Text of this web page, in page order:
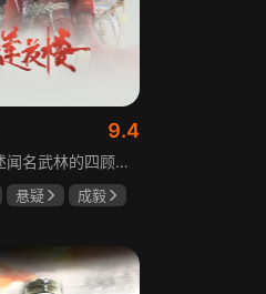
9.4
该剧讲述闻名武林的四顾门门主李相夷在一次大战后身受重伤，从此退隐江湖成为淡泊名利的“假神医”李莲花。他遇到新交方多病与旧敌笛飞声后，重新卷入江湖。江湖暗流涌动，疑团扑朔迷离，抽丝剥茧方能断出真相，一段荡气回肠的侠义情即将热血展开，展现了侠义、探案与江湖恩怨交织的精彩故事。
悬疑
成毅